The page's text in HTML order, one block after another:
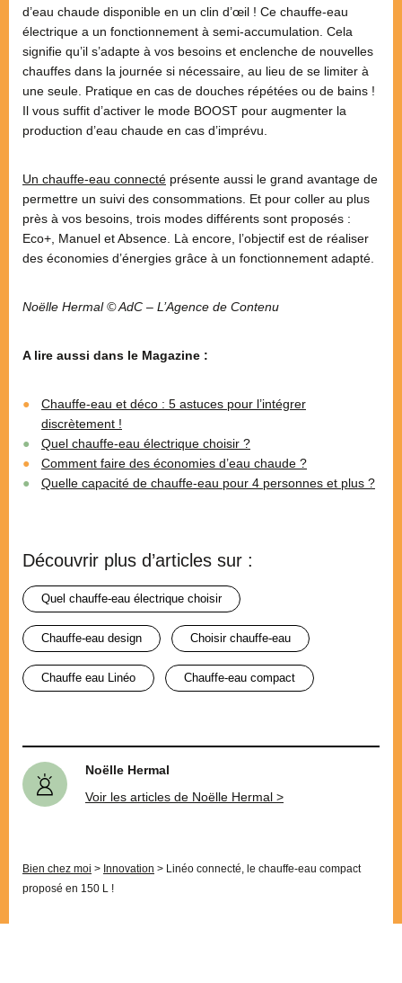
d’eau chaude disponible en un clin d’œil ! Ce chauffe-eau
électrique a un fonctionnement à semi-accumulation. Cela
signifie qu’il s’adapte à vos besoins et enclenche de nouvelles
chauffes dans la journée si nécessaire, au lieu de se limiter à
une seule. Pratique en cas de douches répétées ou de bains !
Il vous suffit d’activer le mode BOOST pour augmenter la
production d’eau chaude en cas d’imprévu.
Un chauffe-eau connecté présente aussi le grand avantage de
permettre un suivi des consommations. Et pour coller au plus
près à vos besoins, trois modes différents sont proposés :
Eco+, Manuel et Absence. Là encore, l’objectif est de réaliser
des économies d’énergies grâce à un fonctionnement adapté.
Noëlle Hermal © AdC – L’Agence de Contenu
A lire aussi dans le Magazine :
Chauffe-eau et déco : 5 astuces pour l’intégrer
discrètement !
Quel chauffe-eau électrique choisir ?
Comment faire des économies d’eau chaude ?
Quelle capacité de chauffe-eau pour 4 personnes et plus ?
Découvrir plus d’articles sur :
quel chauffe-eau électrique choisir
chauffe-eau design choisir chauffe-eau
chauffe eau Linéo chauffe-eau compact
Noëlle Hermal
Voir les articles de Noëlle Hermal >
Bien chez moi > Innovation > Linéo connecté, le chauffe-eau compact
proposé en 150 L !